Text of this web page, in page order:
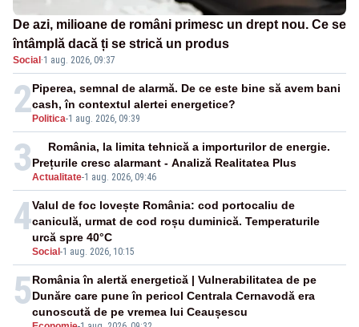
De azi, milioane de români primesc un drept nou. Ce se
întâmplă dacă ți se strică un produs
Social ·1 aug. 2026, 09:37
2 Politica-1 aug. 2026, 09:39
Piperea, semnal de alarmă. De ce este bine să avem bani
cash, în contextul alertei energetice?
3Actualitate-1 aug. 2026, 09:46
România, la limita tehnică a importurilor de energie.
Prețurile cresc alarmant - Analiză Realitatea Plus
4
Social -1 aug. 2026, 10:15
Valul de foc lovește România: cod portocaliu de
caniculă, urmat de cod roșu duminică. Temperaturile
urcă spre 40°C
5România în alertă energetică | Vulnerabilitatea de pe
Dunăre care pune în pericol Centrala Cernavodă era
cunoscută de pe vremea lui Ceaușescu